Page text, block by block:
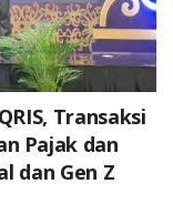
Transaksi
Pajak dan
dan Gen Z